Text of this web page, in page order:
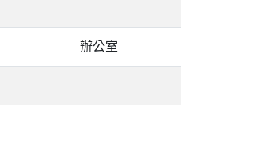
辦公室